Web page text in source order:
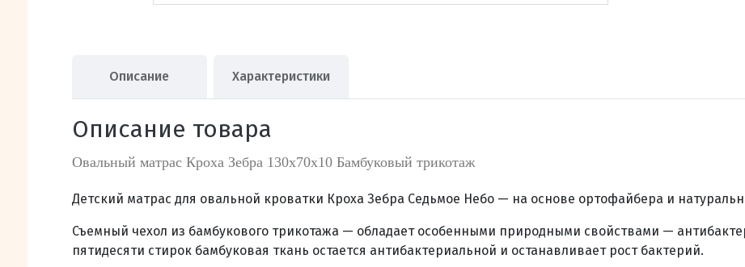
Описание Характеристики
Описание товара
Овальный матрас Кроха Зебра 130х70х10 Бамбуковый трикотаж
Детский матрас для овальной кроватки Кроха Зебра Седьмое Небо — на основе ортофайбера и
Съемный чехол из бамбукового трикотажа — обладает особенными природными свойствами —
пятидесяти стирок бамбуковая ткань остается антибактериальной и останавливает рост бактерий.